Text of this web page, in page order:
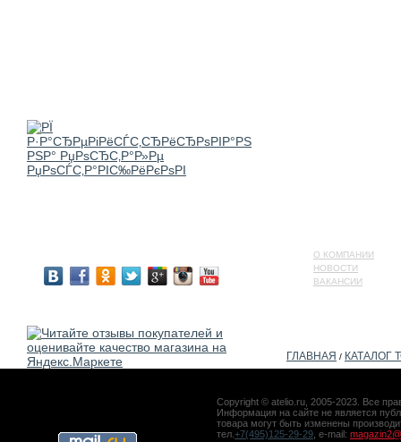
О КОМПАНИИ
НОВОСТИ
ВАКАНСИИ
ГЛАВНАЯ / КАТАЛОГ
Copyright © atelio.ru, 2005-2023. Все
Информация на сайте не является
товара могут быть изменены
тел. +7(495)125-29-29 , e-mail: